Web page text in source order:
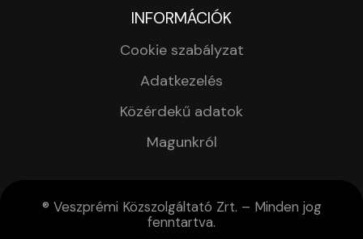
INFORMÁCIÓK
Cookie szabályzat
Adatkezelés
Közérdekű adatok
Magunkról
® Veszprémi Közszolgáltató Zrt. – Minden jog
fenntartva.